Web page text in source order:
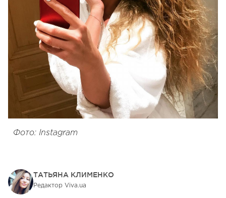
Фото: Instagram
ТАТЬЯНА КЛИМЕНКО
Редактор Viva.ua